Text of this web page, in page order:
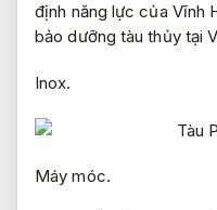
định năng lực của Vĩnh
bảo dưỡng tàu thủy tại
Inox.
Máy móc.